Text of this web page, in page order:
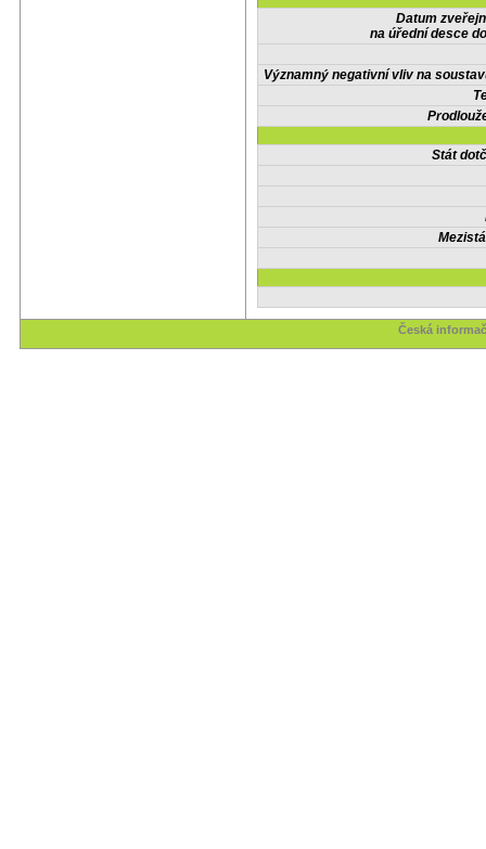
Datum
na úřední desce
Významný negativní vliv na
Stát
Česká